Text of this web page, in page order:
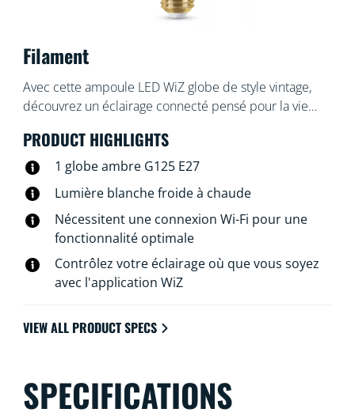
Filament
Avec cette ampoule LED WiZ globe de style vintage,
découvrez un éclairage connecté pensé pour la vie
complèteront parfaitement vos luminaires déco. Pour
créer l'ambiance qui vous convient, choisissez une
créer des programmes d'allumage et d'extinction de
vos lampes pour la semaine ou selon un jour précis, et
commander le système via votre smartphone ou à la
voix. Vous pouvez même y accéder à distance. Pas
besoin de matériel spécial : les lampes WiZ se
connectent directement au Wi-Fi.
PRODUCT HIGHLIGHTS
1 globe ambre G125 E27
Lumière blanche froide à chaude
Nécessitent une connexion Wi-Fi pour une
fonctionnalité optimale
Contrôlez votre éclairage où que vous soyez
avec l'application WiZ
VIEW ALL PRODUCT SPECS
SPECIFICATIONS